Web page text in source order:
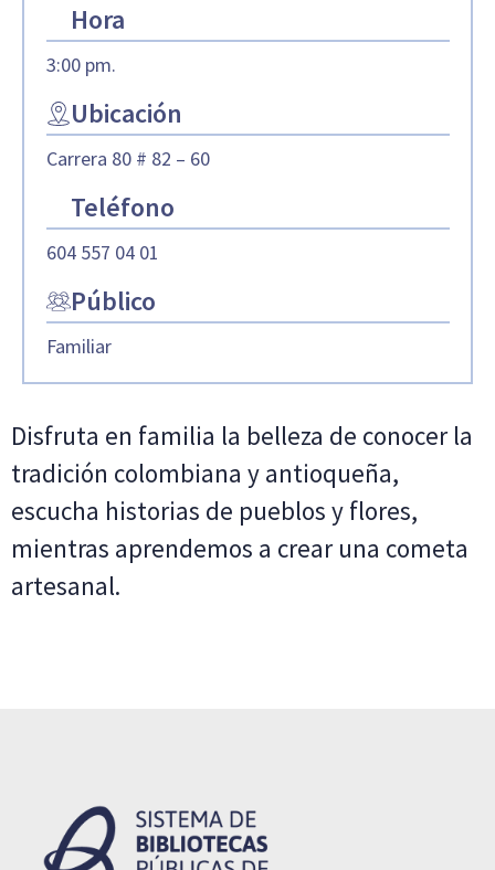
Hora
3:00 pm.
Ubicación
Carrera 80 # 82 – 60
Teléfono
604 557 04 01
Público
Familiar
Disfruta en familia la belleza de conocer la
tradición colombiana y antioqueña,
escucha historias de pueblos y flores,
mientras aprendemos a crear una cometa
artesanal.